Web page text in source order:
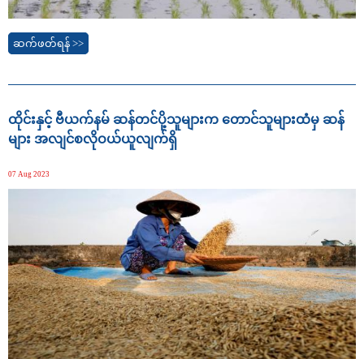
ဆက်ဖတ်ရန် >>
ထိုင်းနှင့် ဗီယက်နမ် ဆန်တင်ပို့သူများက တောင်သူများထံမှ ဆန်
များ အလျင်စလိုဝယ်ယူလျက်ရှိ
07 Aug 2023